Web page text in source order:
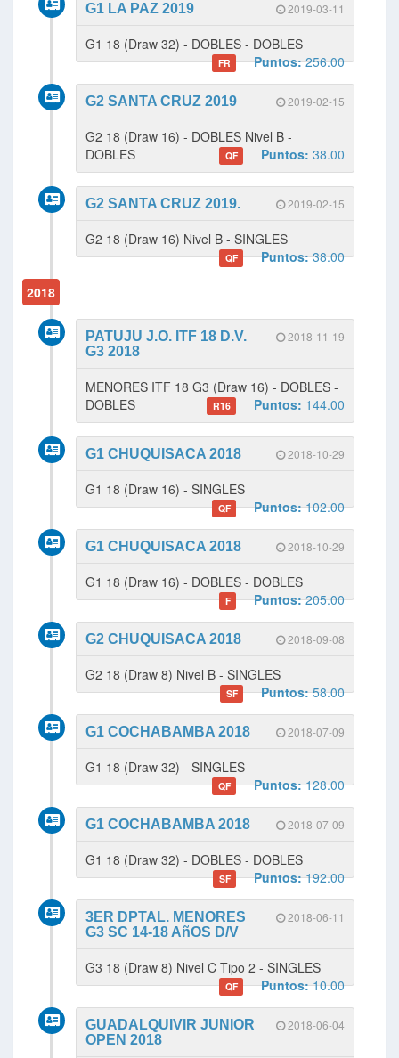
2019-03-11
G1 LA PAZ 2019
G1 18 (Draw 32) - DOBLES - DOBLES
FR Puntos:256.00
2019-02-15
G2 SANTA CRUZ 2019
G2 18 (Draw 16) - DOBLES Nivel B -
DOBLES
QF Puntos: 38.00
2019-02-15
G2 SANTA CRUZ 2019.
G2 18 (Draw 16) Nivel B - SINGLES
QF Puntos:38.00
2018
2018-11-19
PATUJU J.O. ITF 18 D.V.
G3 2018
MENORES ITF 18 G3 (Draw 16) - DOBLES -
DOBLES
R16 Puntos: 144.00
2018-10-29
G1 CHUQUISACA 2018
G1 18 (Draw 16) - SINGLES
QF Puntos:102.00
2018-10-29
G1 CHUQUISACA 2018
G1 18 (Draw 16) - DOBLES - DOBLES
F Puntos:205.00
2018-09-08
G2 CHUQUISACA 2018
G2 18 (Draw 8) Nivel B - SINGLES
SF Puntos:58.00
2018-07-09
G1 COCHABAMBA 2018
G1 18 (Draw 32) - SINGLES
QF Puntos:128.00
2018-07-09
G1 COCHABAMBA 2018
G1 18 (Draw 32) - DOBLES - DOBLES
SF Puntos:192.00
2018-06-11
3ER DPTAL. MENORES
G3 SC 14-18 AñOS D/V
G3 18 (Draw 8) Nivel C Tipo 2 - SINGLES
QF Puntos:10.00
2018-06-04
GUADALQUIVIR JUNIOR
OPEN 2018